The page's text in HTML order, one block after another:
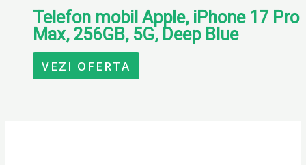
Telefon mobil Apple, iPhone 17 Pro
Max, 256GB, 5G, Deep Blue
VEZI OFERTA